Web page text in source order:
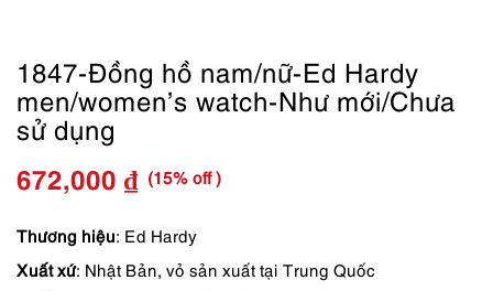
1847-Đồng hồ nam/nữ-Ed Hardy
men/women’s watch-Như mới/Chưa
sử dụng
Giá
gốc
là:
672,000 ₫
Giá
hiện
tại
(15% off )
Thương hiệu: Ed Hardy
Xuất xứ: Nhật Bản, vỏ sản xuất tại Trung Quốc